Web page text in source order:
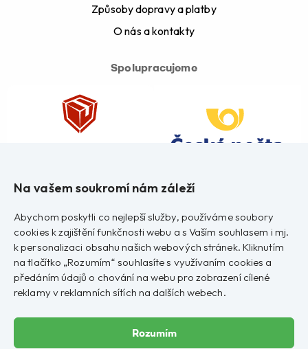
Na vašem soukromí nám záleží
Abychom poskytli co nejlepší služby, používáme soubory
cookies k zajištění funkčnosti webu a s Vaším souhlasem i mj.
k personalizaci obsahu našich webových stránek. Kliknutím
na tlačítko „Rozumím“ souhlasíte s využívaním cookies a
předáním údajů o chování na webu pro zobrazení cílené
reklamy v reklamních sítích na dalších webech.
Rozumím
Způsoby dopravy a platby
O nás a kontakty
Spolupracujeme
Copyright © 2023-2026